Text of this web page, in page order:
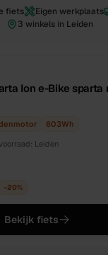
fiets Eigen werkplaats
3 winkels in Leiden
Ion e-Bike sparta
603Wh
Leiden
−20%
Bekijk fiets